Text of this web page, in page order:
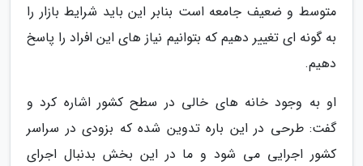
متوسط و ضعیف جامعه است بنابر این باید شرایط بازار را
به گونه ای تغییر دهیم که بتوانیم نیاز های این افراد را پاسخ
دهیم.
او به وجود خانه های خالی در سطح کشور اشاره کرد و
گفت: طرحی در این باره تدوین شده که بزودی در سراسر
کشور اجرایی می شود و ما در این بخش بدنبال اجرای